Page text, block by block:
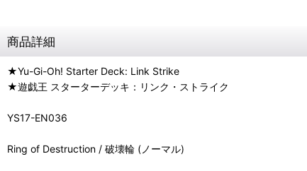
商品詳細
★Yu-Gi-Oh! Starter Deck: Link Strike
★遊戯王 スターターデッキ：リンク・ストライク
YS17-EN036
Ring of Destruction / 破壊輪 (ノーマル)